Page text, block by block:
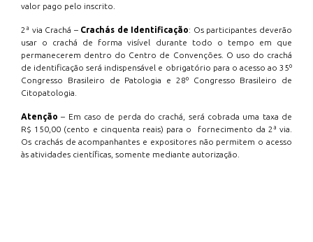
valor pago pelo inscrito.
2ª via Crachá – Crachás de Identificação: Os participantes deverão
usar o crachá de forma visível durante todo o tempo em que
permanecerem dentro do Centro de Convenções. O uso do crachá
de identificação será indispensável e obrigatório para o acesso ao 35º
Congresso Brasileiro de Patologia e 28º Congresso Brasileiro de
Citopatologia.
Atenção – Em caso de perda do crachá, será cobrada uma taxa de
R$ 150,00 (cento e cinquenta reais) para o fornecimento da 2ª via.
Os crachás de acompanhantes e expositores não permitem o acesso
às atividades científicas, somente mediante autorização.